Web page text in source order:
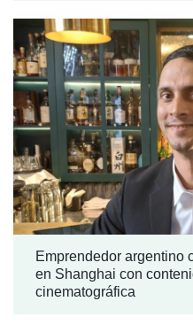
Emprendedor argentino
en Shanghai con
cinematográfica